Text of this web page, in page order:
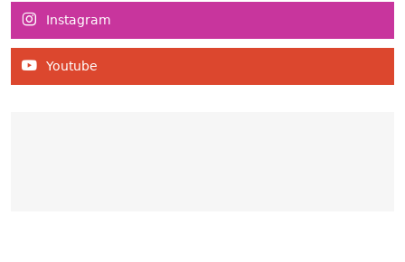
Instagram
Youtube